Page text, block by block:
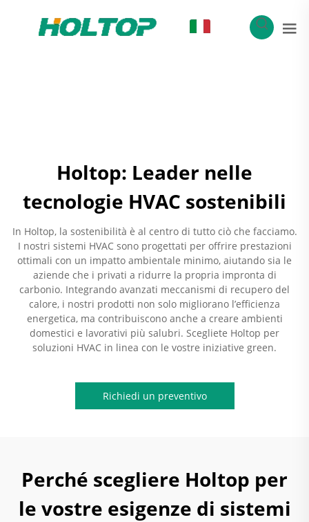
Holtop: Leader nelle
tecnologie HVAC sostenibili
In Holtop, la sostenibilità è al centro di tutto ciò che facciamo.
I nostri sistemi HVAC sono progettati per offrire prestazioni
ottimali con un impatto ambientale minimo, aiutando sia le
aziende che i privati a ridurre la propria impronta di
carbonio. Integrando avanzati meccanismi di recupero del
calore, i nostri prodotti non solo migliorano l’efficienza
energetica, ma contribuiscono anche a creare ambienti
domestici e lavorativi più salubri. Scegliete Holtop per
soluzioni HVAC in linea con le vostre iniziative green.
Richiedi un preventivo
Perché scegliere Holtop per
le vostre esigenze di sistemi